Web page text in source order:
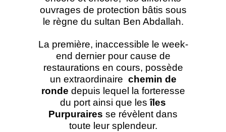
ouvrages de protection bâtis sous
le règne du sultan Ben Abdallah.
La première, inaccessible le week-
end dernier pour cause de
restaurations en cours, possède
un extraordinaire chemin de
ronde depuis lequel la forteresse
du port ainsi que les îles
Purpuraires se révèlent dans
toute leur splendeur.